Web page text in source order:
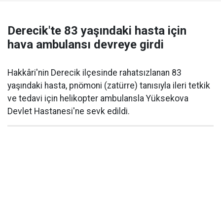
Derecik'te 83 yaşındaki hasta için
hava ambulansı devreye girdi
Hakkâri'nin Derecik ilçesinde rahatsızlanan 83
yaşındaki hasta, pnömoni (zatürre) tanısıyla ileri tetkik
ve tedavi için helikopter ambulansla Yüksekova
Devlet Hastanesi'ne sevk edildi.